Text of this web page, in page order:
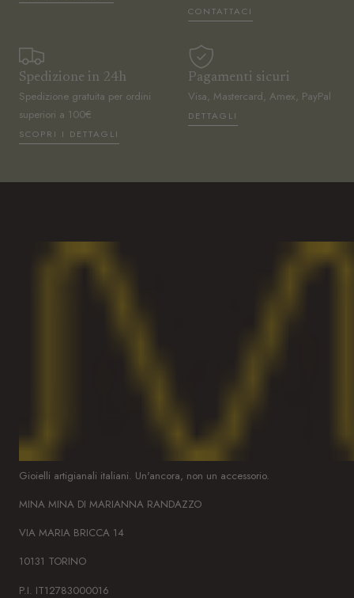
CONTATTACI
Spedizione in 24h
Spedizione gratuita per ordini
superiori a 100€
SCOPRI I DETTAGLI
Pagamenti sicuri
Visa, Mastercard, Amex, PayPal
DETTAGLI
Gioielli artigianali italiani. Un'ancora, non un accessorio.
MINA MINA DI MARIANNA RANDAZZO
VIA MARIA BRICCA 14
10131 TORINO
P.I. IT12783000016